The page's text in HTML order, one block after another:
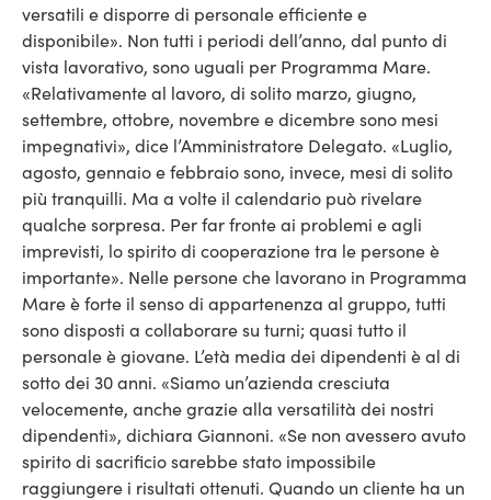
versatili e disporre di personale efficiente e
disponibile». Non tutti i periodi dell’anno, dal punto di
vista lavorativo, sono uguali per Programma Mare.
«Relativamente al lavoro, di solito marzo, giugno,
settembre, ottobre, novembre e dicembre sono mesi
impegnativi», dice l’Amministratore Delegato. «Luglio,
agosto, gennaio e febbraio sono, invece, mesi di solito
più tranquilli. Ma a volte il calendario può rivelare
qualche sorpresa. Per far fronte ai problemi e agli
imprevisti, lo spirito di cooperazione tra le persone è
importante». Nelle persone che lavorano in Programma
Mare è forte il senso di appartenenza al gruppo, tutti
sono disposti a collaborare su turni; quasi tutto il
personale è giovane. L’età media dei dipendenti è al di
sotto dei 30 anni. «Siamo un’azienda cresciuta
velocemente, anche grazie alla versatilità dei nostri
dipendenti», dichiara Giannoni. «Se non avessero avuto
spirito di sacrificio sarebbe stato impossibile
raggiungere i risultati ottenuti. Quando un cliente ha un